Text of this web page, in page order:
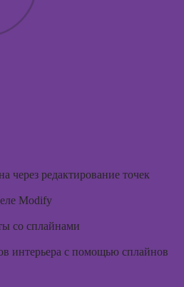
через редактирование точек
Modify
со сплайнами
интерьера с помощью сплайнов